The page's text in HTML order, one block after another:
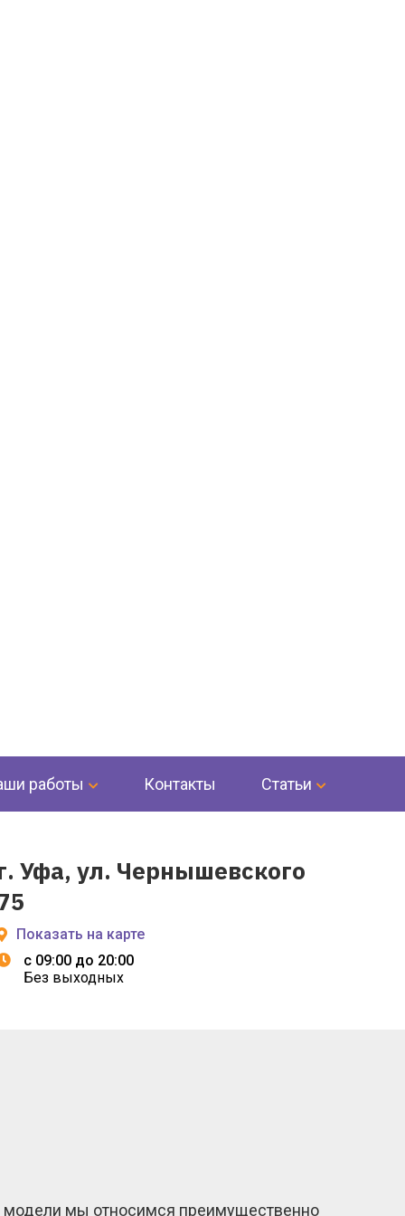
работы Контакты Статьи
Уфа, ул. Чернышевского
Показать на карте
с 09:00 до 20:00
Без выходных
мы относимся преимущественно